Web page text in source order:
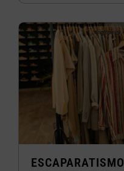
ESCAPARATISMO